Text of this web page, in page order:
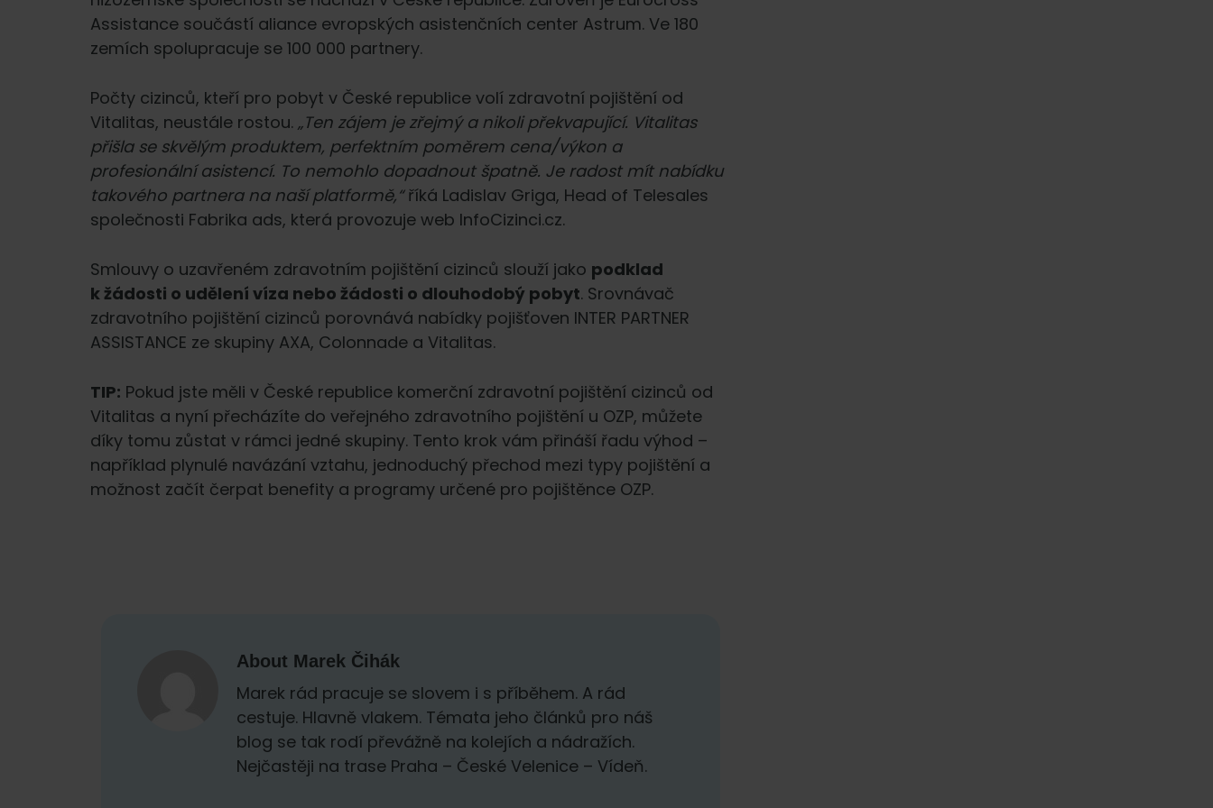
Assistance součástí aliance evropských asistenčních center Astrum. Ve 180
zemích spolupracuje se 100 000 partnery.
Počty cizinců, kteří pro pobyt v České republice volí zdravotní pojištění od
Vitalitas, neustále rostou.„Ten zájem je zřejmý a nikoli překvapující. Vitalitas
přišla se skvělým produktem, perfektním poměrem cena/výkon a
profesionální asistencí. To nemohlo dopadnout špatně. Je radost mít nabídku
takového partnera na naší platformě,“říká Ladislav Griga, Head of Telesales
společnosti Fabrika ads, která provozuje web InfoCizinci.cz.
Smlouvy o uzavřeném zdravotním pojištění cizinců slouží jako podklad
k žádosti o udělení víza nebo žádosti o dlouhodobý pobyt. Srovnávač
zdravotního pojištění cizinců porovnává nabídky pojišťoven INTER PARTNER
ASSISTANCE ze skupiny AXA, Colonnade a Vitalitas.
TIP: Pokud jste měli v České republice komerční zdravotní pojištění cizinců od
Vitalitas a nyní přecházíte do veřejného zdravotního pojištění u OZP, můžete
díky tomu zůstat v rámci jedné skupiny. Tento krok vám přináší řadu výhod –
například plynulé navázání vztahu, jednoduchý přechod mezi typy pojištění a
možnost začít čerpat benefity a programy určené pro pojištěnce OZP.
About Marek Čihák
Marek rád pracuje se slovem i s příběhem. A rád
cestuje. Hlavně vlakem. Témata jeho článků pro náš
blog se tak rodí převážně na kolejích a nádražích.
Nejčastěji na trase Praha – České Velenice – Vídeň.